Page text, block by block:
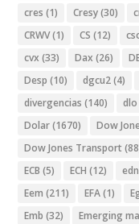
cres (1) Cresy(30)
CRWV(1) CS (12)
cvx (33) Dax (26)
Desp (10) dgcu2(4)
divergencias (140) dlo
Dolar(1670) Dow
Dow Jones Transport
ECB (5) ECH (12) edn
Eem (211) EFA(1)
Emb (32) Emerging